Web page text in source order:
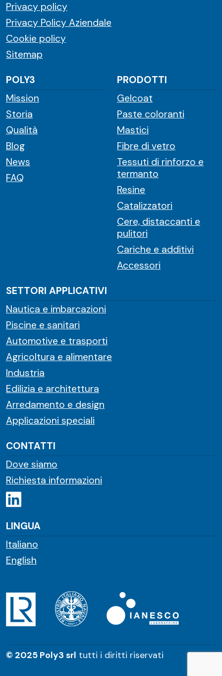
Privacy policy
Privacy Policy Aziendale
Cookie policy
Sitemap
POLY3
Mission
Storia
Qualità
Blog
News
FAQ
PRODOTTI
Gelcoat
Paste coloranti
Mastici
Fibre di vetro
Tessuti di rinforzo e
termanto
Resine
Catalizzatori
Cere, distaccanti e
pulitori
Cariche e additivi
Accessori
SETTORI APPLICATIVI
Nautica e imbarcazioni
Piscine e sanitari
Automotive e trasporti
Agricoltura e alimentare
Industria
Edilizia e architettura
Arredamento e design
Applicazioni speciali
CONTATTI
Dove siamo
Richiesta informazioni
LINGUA
Italiano
English
© 2025 Poly3 srl tutti i diritti riservati